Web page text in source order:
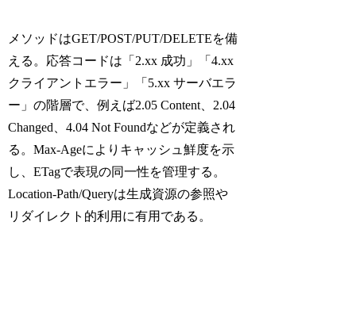
メソッドはGET/POST/PUT/DELETEを備
える。応答コードは「2.xx 成功」「4.xx
クライアントエラー」「5.xx サーバエラ
ー」の階層で、例えば2.05 Content、2.04
Changed、4.04 Not Foundなどが定義され
る。Max-Ageによりキャッシュ鮮度を示
し、ETagで表現の同一性を管理する。
Location-Path/Queryは生成資源の参照や
リダイレクト的利用に有用である。